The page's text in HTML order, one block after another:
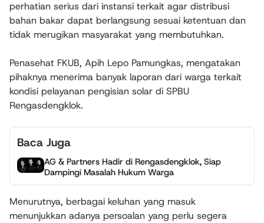
perhatian serius dari instansi terkait agar distribusi
bahan bakar dapat berlangsung sesuai ketentuan dan
tidak merugikan masyarakat yang membutuhkan.
Penasehat FKUB, Apih Lepo Pamungkas, mengatakan
pihaknya menerima banyak laporan dari warga terkait
kondisi pelayanan pengisian solar di SPBU
Rengasdengklok.
Baca Juga
AG & Partners Hadir di Rengasdengklok, Siap
Dampingi Masalah Hukum Warga
Menurutnya, berbagai keluhan yang masuk
menunjukkan adanya persoalan yang perlu segera